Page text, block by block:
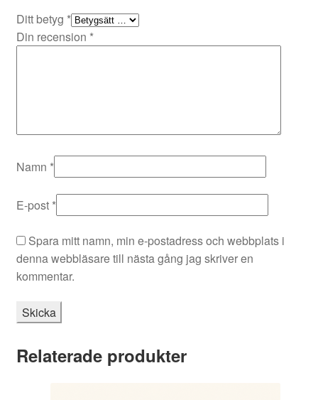
Ditt betyg *
Din recension *
Namn *
E-post *
Spara mitt namn, min e-postadress och webbplats i
denna webbläsare till nästa gång jag skriver en
kommentar.
Relaterade produkter